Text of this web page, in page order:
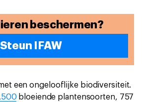
beschermen?
Steun IFAW
een ongelooflijke biodiversiteit.
bloeiende plantensoorten, 757